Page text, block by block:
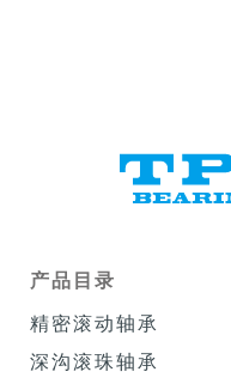
产品目录
精密滚动轴承
深沟滚珠轴承